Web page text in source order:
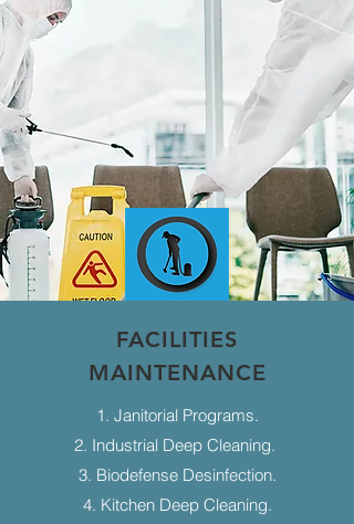
FACILITIES
MAINTENANCE
1. Janitorial Programs.
2. Industrial Deep Cleaning.
3. Biodefense Desinfection.
4. Kitchen Deep Cleaning.